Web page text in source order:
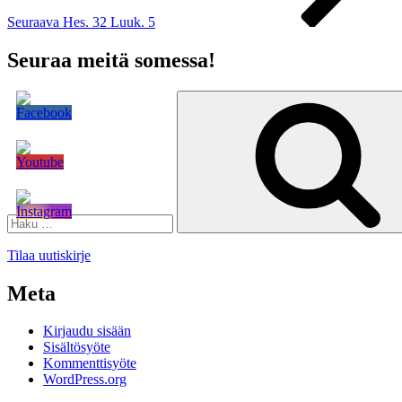
Seuraava Hes. 32 Luuk. 5
Seuraa meitä somessa!
Etsi:
Tilaa uutiskirje
Meta
Kirjaudu sisään
Sisältösyöte
Kommenttisyöte
WordPress.org